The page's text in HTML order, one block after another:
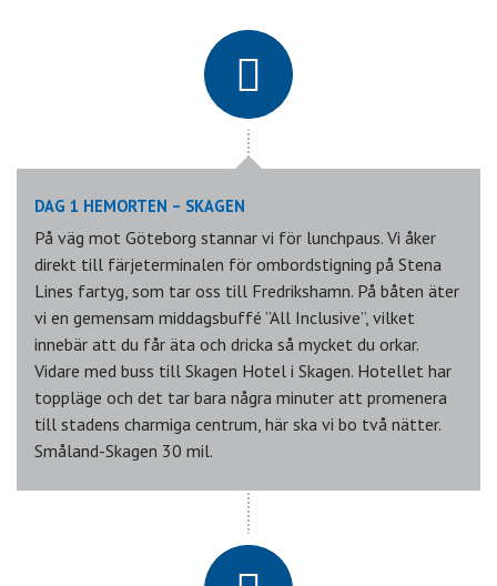
DAG 1 HEMORTEN – SKAGEN
På väg mot Göteborg stannar vi för lunchpaus. Vi åker
direkt till färjeterminalen för ombordstigning på Stena
Lines fartyg, som tar oss till Fredrikshamn. På båten äter
vi en gemensam middagsbuffé ”All Inclusive”, vilket
innebär att du får äta och dricka så mycket du orkar.
Vidare med buss till Skagen Hotel i Skagen. Hotellet har
toppläge och det tar bara några minuter att promenera
till stadens charmiga centrum, här ska vi bo två nätter.
Småland-Skagen 30 mil.